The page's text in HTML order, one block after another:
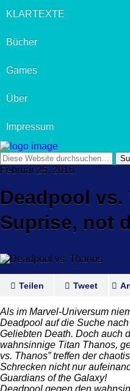
KLARTEXTE
Bücher
Games
Über
Impressum
Februar 25, 2016
Deadpool vs.
Suprise, not
Teilen Tweet
Als im Marvel-Universum
Deadpool auf die Suche
Geliebten Death. Doch auch
wahnsinnige Titan Thanos,
vs. Thanos” treffen der
Schrecken nicht nur
Guardians of the Galaxy!
Deadpool gegen den